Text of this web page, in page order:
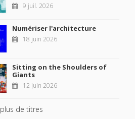
9 juil. 2026
Numériser l'architecture
18 juin 2026
Sitting on the Shoulders of
Giants
12 juin 2026
plus de titres